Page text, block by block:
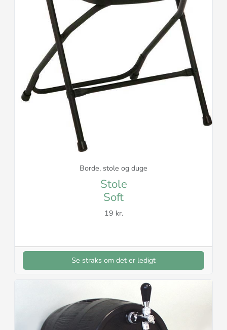
Borde, stole og duge
Stole
Soft
19 kr.
Se straks om det er ledigt